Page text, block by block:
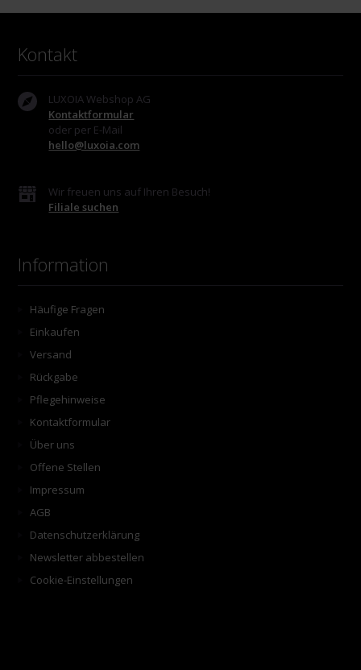
Kontakt
LUXOIA Webshop AG
Kontaktformular
oder per E-Mail
hello@luxoia.com
Wir freuen uns auf Ihren Besuch!
Filiale suchen
Information
Häufige Fragen
Einkaufen
Versand
Rückgabe
Pflegehinweise
Kontaktformular
Über uns
Offene Stellen
Impressum
AGB
Datenschutzerklärung
Newsletter abbestellen
Cookie-Einstellungen